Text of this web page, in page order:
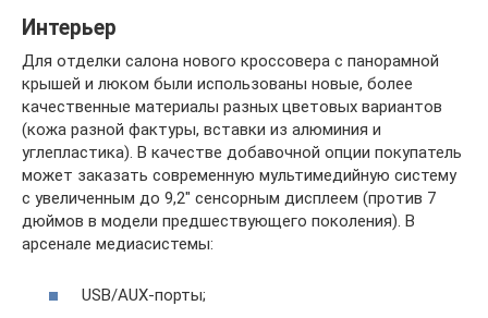
Интерьер
Для отделки салона нового кроссовера с панорамной
крышей и люком были использованы новые, более
качественные материалы разных цветовых вариантов
(кожа разной фактуры, вставки из алюминия и
углепластика). В качестве добавочной опции покупатель
может заказать современную мультимедийную систему
с увеличенным до 9,2″ сенсорным дисплеем (против 7
дюймов в модели предшествующего поколения). В
арсенале медиасистемы:
USB/AUX-порты;